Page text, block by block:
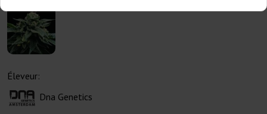
Éleveur:
Dna Genetics